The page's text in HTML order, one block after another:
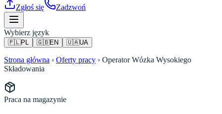
Zgłoś się Zadzwoń
Wybierz język
🇵🇱PL 🇬🇧EN 🇺🇦UA
Strona główna › Oferty pracy › Operator Wózka Wysokiego
Składowania
Praca na magazynie